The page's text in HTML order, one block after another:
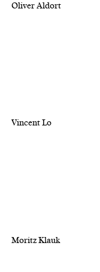
Oliver Aldort
Vincent Lo
Moritz Klauk